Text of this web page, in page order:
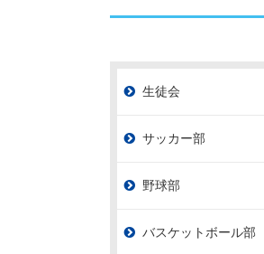
生徒会
サッカー部
野球部
バスケットボール部